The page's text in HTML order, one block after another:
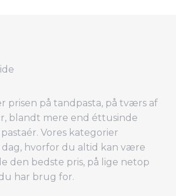
prisen på tandpasta, på tværs af
blandt mere end éttusinde
Vores kategorier
hvorfor du altid kan være
den bedste pris, på lige netop
har brug for.